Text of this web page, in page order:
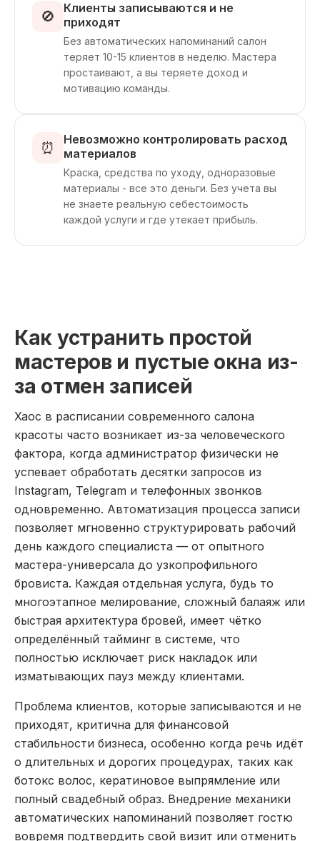
🚫
Клиенты записываются и не
приходят
Без автоматических напоминаний салон
теряет 10-15 клиентов в неделю. Мастера
простаивают, а вы теряете доход и
мотивацию команды.
⏰
Невозможно контролировать расход
материалов
Краска, средства по уходу, одноразовые
материалы - все это деньги. Без учета вы
не знаете реальную себестоимость
каждой услуги и где утекает прибыль.
Как устранить простой
мастеров и пустые окна из-
за отмен записей
Хаос в расписании современного салона
красоты часто возникает из-за человеческого
фактора, когда администратор физически не
успевает обработать десятки запросов из
Instagram, Telegram и телефонных звонков
одновременно. Автоматизация процесса записи
позволяет мгновенно структурировать рабочий
день каждого специалиста — от опытного
мастера-универсала до узкопрофильного
бровиста. Каждая отдельная услуга, будь то
многоэтапное мелирование, сложный балаяж или
быстрая архитектура бровей, имеет чётко
определённый тайминг в системе, что
полностью исключает риск накладок или
изматывающих пауз между клиентами.
Проблема клиентов, которые записываются и не
приходят, критична для финансовой
стабильности бизнеса, особенно когда речь идёт
о длительных и дорогих процедурах, таких как
ботокс волос, кератиновое выпрямление или
полный свадебный образ. Внедрение механики
автоматических напоминаний позволяет гостю
вовремя подтвердить свой визит или отменить